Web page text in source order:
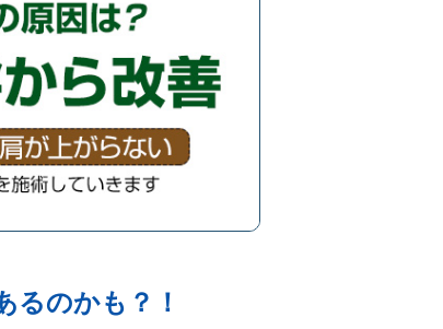
るのかも？！